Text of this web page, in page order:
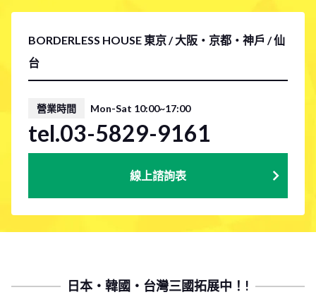
BORDERLESS HOUSE 東京 / 大阪・京都・神戶 / 仙
台
營業時間 Mon-Sat 10:00~17:00
tel.03-5829-9161
線上諮詢表
日本・韓國・台灣三國拓展中！!